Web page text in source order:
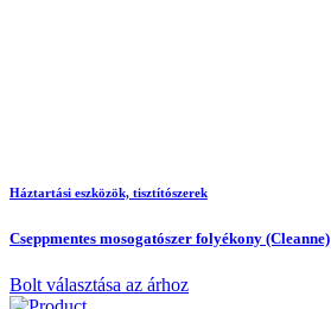
Háztartási eszközök, tisztítószerek
Cseppmentes mosogatószer folyékony (Cleanne)
Bolt választása az árhoz